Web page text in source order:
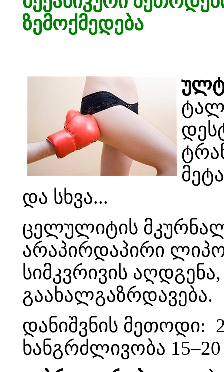
ზემოქმედება
და სხვა...
ცელულიტის
არაპირდაპირი
სიმკვრივის
გაახალგაზრდავება.
დანიშვნის მეთოდი:
ხანგრძლივობა